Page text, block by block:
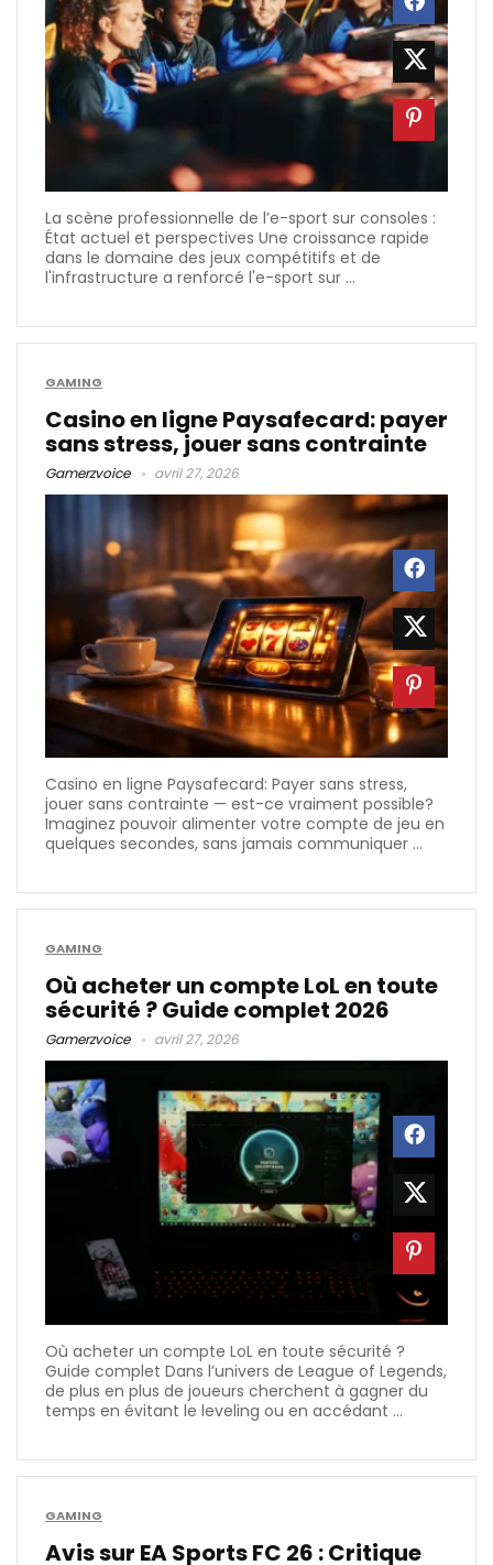
La scène professionnelle de l’e-sport sur consoles :
État actuel et perspectives Une croissance rapide
dans le domaine des jeux compétitifs et de
l'infrastructure a renforcé l'e-sport sur ...
GAMING
Casino en ligne Paysafecard: payer
sans stress, jouer sans contrainte
Gamerzvoice avril 27, 2026
Casino en ligne Paysafecard: Payer sans stress,
jouer sans contrainte — est-ce vraiment possible?
Imaginez pouvoir alimenter votre compte de jeu en
quelques secondes, sans jamais communiquer ...
GAMING
Où acheter un compte LoL en toute
sécurité ? Guide complet 2026
Gamerzvoice avril 27, 2026
Où acheter un compte LoL en toute sécurité ?
Guide complet Dans l’univers de League of Legends,
de plus en plus de joueurs cherchent à gagner du
temps en évitant le leveling ou en accédant ...
GAMING
Avis sur EA Sports FC 26 : Critique